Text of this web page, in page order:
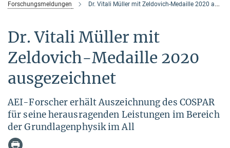
Forschungsmeldungen Dr. Vitali Müller mit Zeldovich-Medaille 2020 ausgezeichnet
Dr. Vitali Müller mit
Zeldovich-Medaille 2020
ausgezeichnet
AEI-Forscher erhält Auszeichnung des COSPAR
für seine herausragenden Leistungen im Bereich
der Grundlagenphysik im All